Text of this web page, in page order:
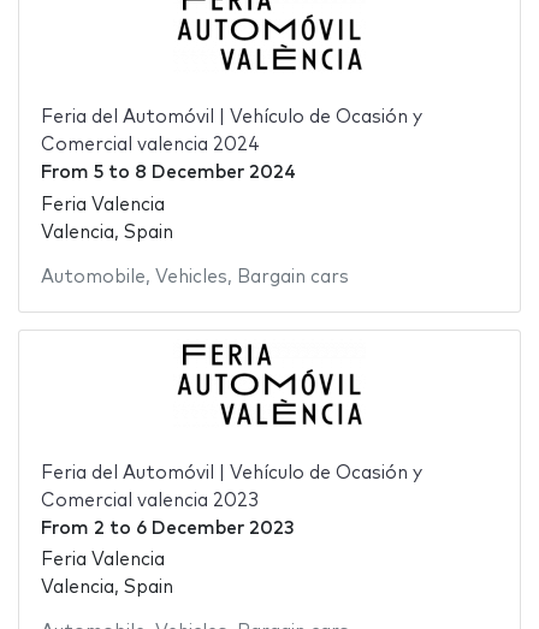
Feria del Automóvil | Vehículo de Ocasión y
Comercial valencia 2024
From 5to 8 December 2024
Feria Valencia
Valencia, Spain
Automobile, Vehicles, Bargain cars
Feria del Automóvil | Vehículo de Ocasión y
Comercial valencia 2023
From 2 to 6 December 2023
Feria Valencia
Valencia, Spain